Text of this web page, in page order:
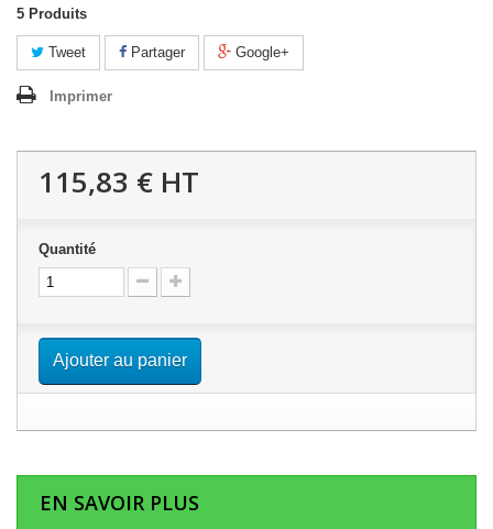
5 Produits
Tweet Partager Google+
Imprimer
115,83 € HT
Quantité
Ajouter au panier
EN SAVOIR PLUS